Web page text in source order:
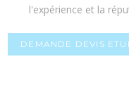
l'expérience et la
DEMANDE DEVIS